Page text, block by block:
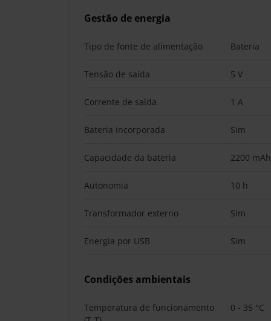
Gestão de energia
Tipo de fonte de alimentação Bateria
Tensão de saída 5 V
Corrente de saída 1 A
Bateria incorporada Sim
Capacidade da bateria 2200 mAh
Autonomia 10 h
Transformador externo Sim
Energia por USB Sim
Condições ambientais
Temperatura de funcionamento
0 - 35 °C